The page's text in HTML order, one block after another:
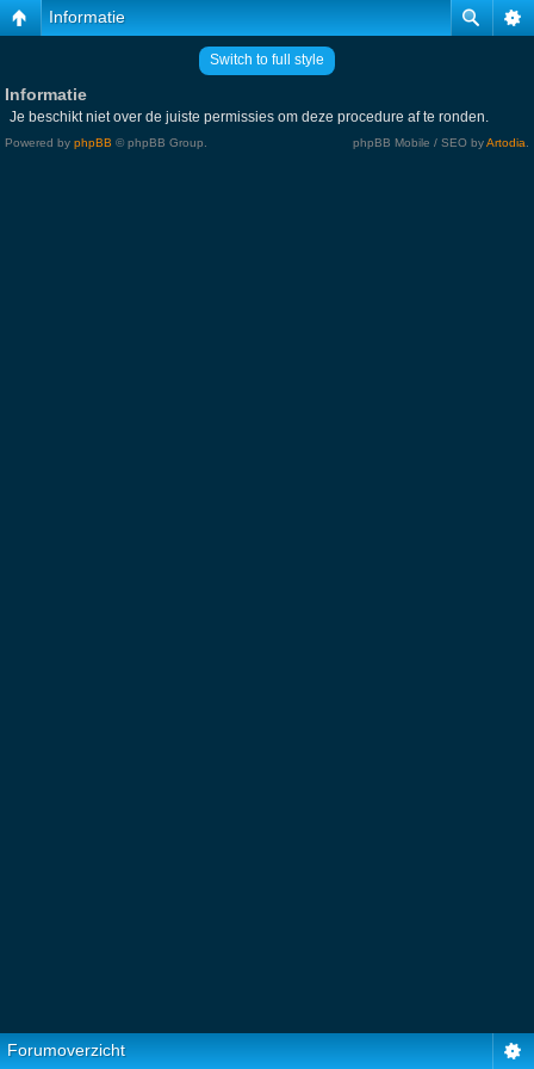
Informatie
Switch to full style
Informatie
Je beschikt niet over de juiste permissies om deze procedure af te ronden.
Powered by phpBB © phpBB Group. phpBB Mobile / SEO byArtodia
Forumoverzicht